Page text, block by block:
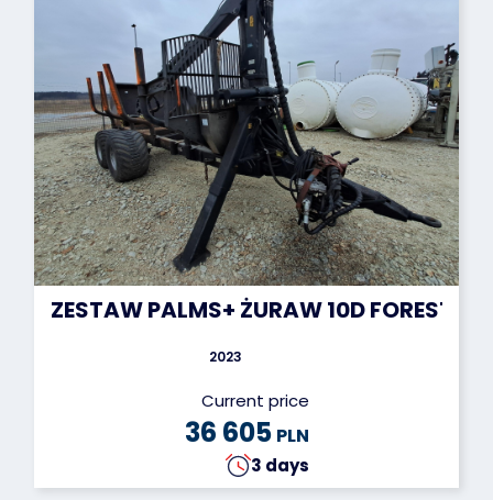
ZESTAW PALMS+ ŻURAW 10D FOREST
2023
Current price
36 605 PLN
3 days